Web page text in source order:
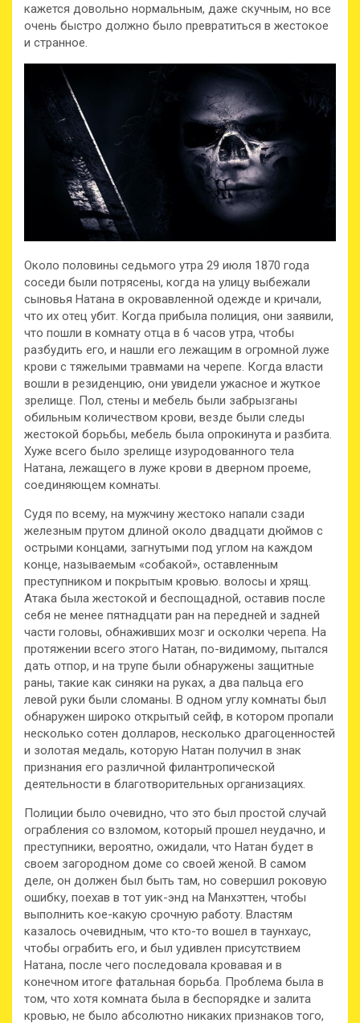
кажется довольно нормальным, даже скучным, но все
очень быстро должно было превратиться в жестокое
и странное.
Около половины седьмого утра 29 июля 1870 года
соседи были потрясены, когда на улицу выбежали
сыновья Натана в окровавленной одежде и кричали,
что их отец убит. Когда прибыла полиция, они заявили,
что пошли в комнату отца в 6 часов утра, чтобы
разбудить его, и нашли его лежащим в огромной луже
крови с тяжелыми травмами на черепе. Когда власти
вошли в резиденцию, они увидели ужасное и жуткое
зрелище. Пол, стены и мебель были забрызганы
обильным количеством крови, везде были следы
жестокой борьбы, мебель была опрокинута и разбита.
Хуже всего было зрелище изуродованного тела
Натана, лежащего в луже крови в дверном проеме,
соединяющем комнаты.
Судя по всему, на мужчину жестоко напали сзади
железным прутом длиной около двадцати дюймов с
острыми концами, загнутыми под углом на каждом
конце, называемым «собакой», оставленным
преступником и покрытым кровью. волосы и хрящ.
Атака была жестокой и беспощадной, оставив после
себя не менее пятнадцати ран на передней и задней
части головы, обнаживших мозг и осколки черепа. На
протяжении всего этого Натан, по-видимому, пытался
дать отпор, и на трупе были обнаружены защитные
раны, такие как синяки на руках, а два пальца его
левой руки были сломаны. В одном углу комнаты был
обнаружен широко открытый сейф, в котором пропали
несколько сотен долларов, несколько драгоценностей
и золотая медаль, которую Натан получил в знак
признания его различной филантропической
деятельности в благотворительных организациях.
Полиции было очевидно, что это был простой случай
ограбления со взломом, который прошел неудачно, и
преступники, вероятно, ожидали, что Натан будет в
своем загородном доме со своей женой. В самом
деле, он должен был быть там, но совершил роковую
ошибку, поехав в тот уик-энд на Манхэттен, чтобы
выполнить кое-какую срочную работу. Властям
казалось очевидным, что кто-то вошел в таунхаус,
чтобы ограбить его, и был удивлен присутствием
Натана, после чего последовала кровавая и в
конечном итоге фатальная борьба. Проблема была в
том, что хотя комната была в беспорядке и залита
кровью, не было абсолютно никаких признаков того,